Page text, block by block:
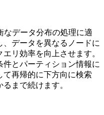
なデータ分布の処理に適
、データを異なるノードに
リ効率を向上させます。
とパーティション情報に
再帰的に下方向に検索
まで続けます。